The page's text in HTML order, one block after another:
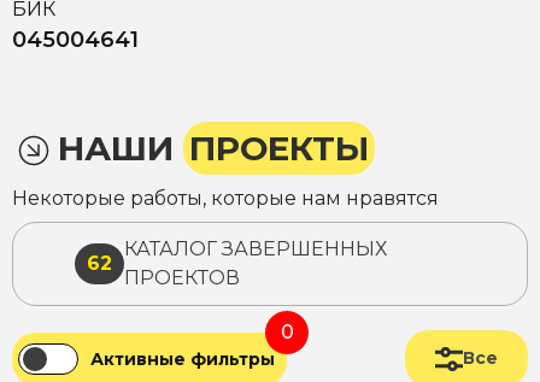
БИК
045004641
НАШИ ПРОЕКТЫ
Некоторые работы, которые нам нравятся
62
КАТАЛОГ ЗАВЕРШЕННЫХ
ПРОЕКТОВ
Активные фильтры
0
Все